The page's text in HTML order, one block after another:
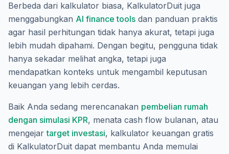
Berbeda dari kalkulator biasa, KalkulatorDuit juga
menggabungkan AI finance tools dan panduan praktis
agar hasil perhitungan tidak hanya akurat, tetapi juga
lebih mudah dipahami. Dengan begitu, pengguna tidak
hanya sekadar melihat angka, tetapi juga
mendapatkan konteks untuk mengambil keputusan
keuangan yang lebih cerdas.
Baik Anda sedang merencanakan pembelian rumah
dengan simulasi KPR, menata cash flow bulanan, atau
mengejartarget investasi, kalkulator keuangan gratis
di KalkulatorDuit dapat membantu Anda memulai